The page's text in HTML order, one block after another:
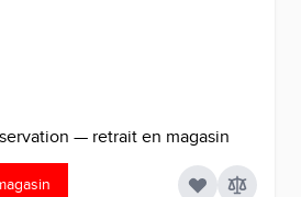
— retrait en magasin